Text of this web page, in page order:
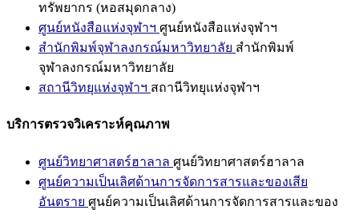
ทรัพยากร (หอสมุดกลาง)
ศูนย์หนังสือแห่งจุฬาฯ ศูนย์หนังสือแห่งจุฬาฯ
สำนักพิมพ์จุฬาลงกรณ์มหาวิทยาลัย สำนักพิมพ์
จุฬาลงกรณ์มหาวิทยาลัย
สถานีวิทยุแห่งจุฬาฯ สถานีวิทยุแห่งจุฬาฯ
บริการตรวจวิเคราะห์คุณภาพ
ศูนย์วิทยาศาสตร์ฮาลาล ศูนย์วิทยาศาสตร์ฮาลาล
ศูนย์ความเป็นเลิศด้านการจัดการสารและของเสีย
อันตราย ศูนย์ความเป็นเลิศด้านการจัดการสารและของ